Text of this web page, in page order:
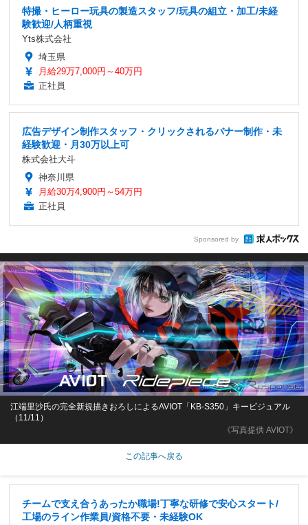
特撮・ヒーロー玩具の製造スタッフ/玩具の組立・加工/未経
験歓迎/人柄重視
Yts株式会社
埼玉県
月給29万7,000円～40万円
正社員
広告デザイン制作スタッフ・クリックされるバナー制作・未
経験歓迎・月30万以上可
株式会社大斗
神奈川県
月給30万4,900円～54万円
正社員
Sponsored by
《写真提供 AVIOT》
江端里沙氏の完全新規描きおろしによるAVIOT「KB-S350」キービジュアル
（11/11）
この記事へ戻る
チームで支え合うあったか職場!丁寧な研修で安心スタート/
工場のライン作業員/資格不要・未経験OK